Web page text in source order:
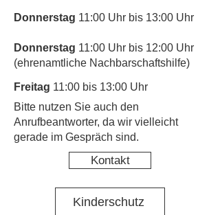
Donnerstag 11:00 Uhr bis 13:00 Uhr
Donnerstag 11:00 Uhr bis 12:00 Uhr
(ehrenamtliche Nachbarschaftshilfe)
Freitag 11:00 bis 13:00 Uhr
​Bitte nutzen Sie auch den
Anrufbeantworter, da wir vielleicht
gerade im Gespräch sind.
Kontakt
Kinderschutz